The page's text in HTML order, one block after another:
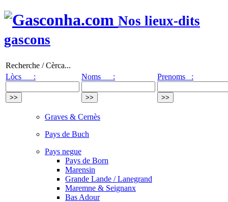
Nos lieux-dits
gascons
Recherche / Cèrca...
Lòcs :
Noms : Prenoms :
Graves & Cernès
Pays de Buch
Pays negue
Pays de Born
Marensin
Grande Lande / Lanegrand
Maremne & Seignanx
Bas Adour